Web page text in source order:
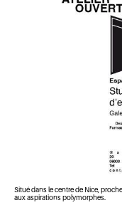
Situé dans le centre de Nice,
aux aspirations polymorphes.